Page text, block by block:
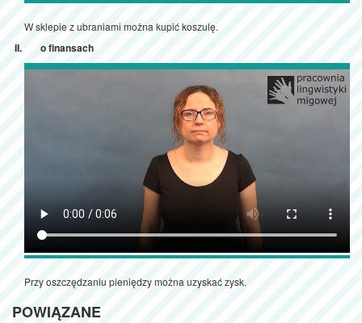
W sklepie z ubraniami można kupić koszulę.
o finansach
Przy oszczędzaniu pieniędzy można uzyskać zysk.
POWIĄZANE